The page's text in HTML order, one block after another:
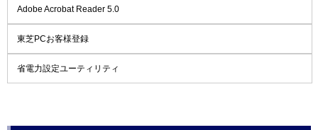
Adobe Acrobat Reader 5.0
東芝PCお客様登録
省電力設定ユーティリティ